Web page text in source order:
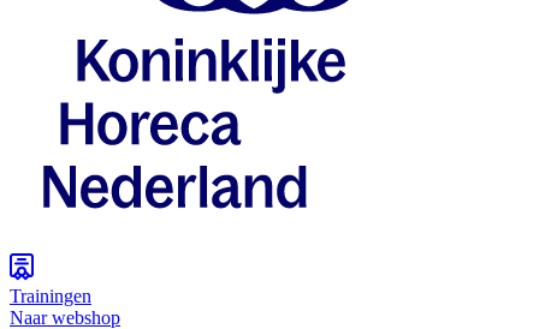
Trainingen
Naar webshop